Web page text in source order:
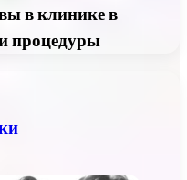
в клинике в
процедуры